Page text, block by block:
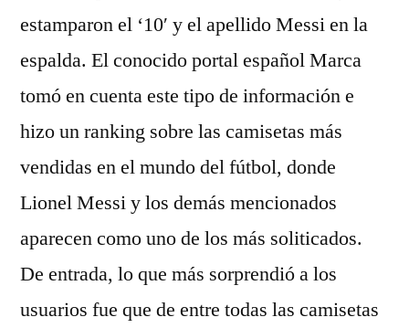
estamparon el ‘10′ y el apellido Messi en la
espalda. El conocido portal español Marca
tomó en cuenta este tipo de información e
hizo un ranking sobre las camisetas más
vendidas en el mundo del fútbol, donde
Lionel Messi y los demás mencionados
aparecen como uno de los más soliticados.
De entrada, lo que más sorprendió a los
usuarios fue que de entre todas las camisetas